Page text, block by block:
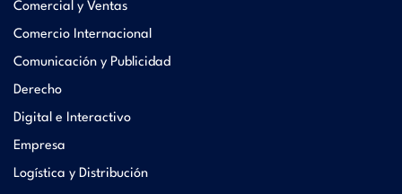
Comercial y Ventas
Comercio Internacional
Comunicación y Publicidad
Derecho
Digital e Interactivo
Empresa
Logística y Distribución